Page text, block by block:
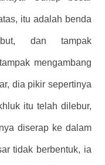
itu adalah benda
dan tampak
mengambang
dia pikir sepertinya
itu telah dilebur,
diserap ke dalam
tidak berbentuk, ia